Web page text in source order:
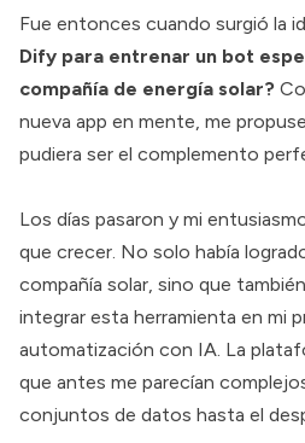
Fue entonces cuando surgió la
Dify para entrenar un bot
compañía de energía solar?
nueva app en mente, me
pudiera ser el complemento
Los días pasaron y mi
que crecer. No solo había
compañía solar, sino que
integrar esta herramienta en mi
automatización con IA . La
que antes me parecían
conjuntos de datos hasta el